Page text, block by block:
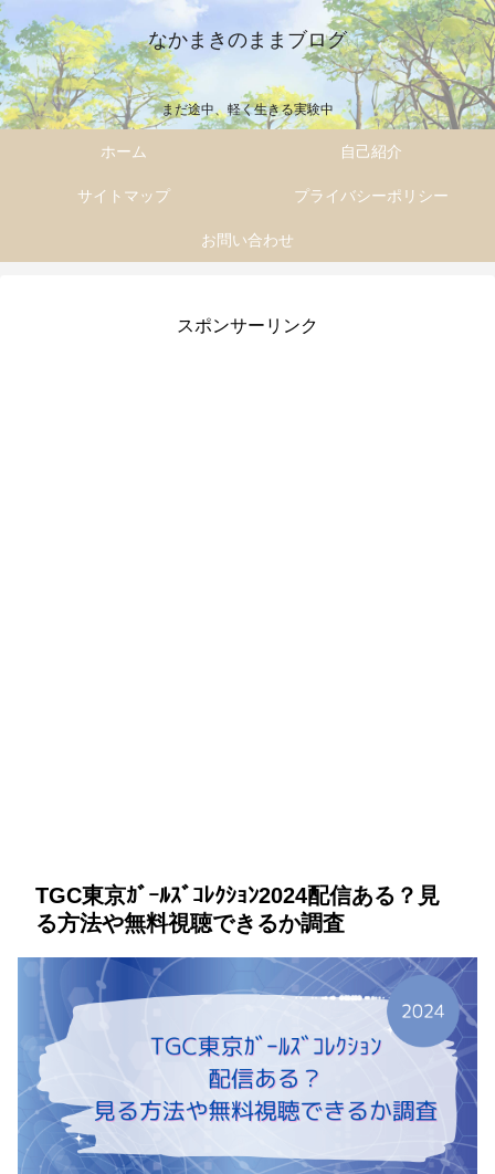
なかまきのままブログ
まだ途中、軽く生きる実験中
ホーム 自己紹介
サイトマップ プライバシーポリシー
お問い合わせ
スポンサーリンク
TGC東京ｶﾞｰﾙｽﾞｺﾚｸｼｮﾝ2024配信ある？見
る方法や無料視聴できるか調査